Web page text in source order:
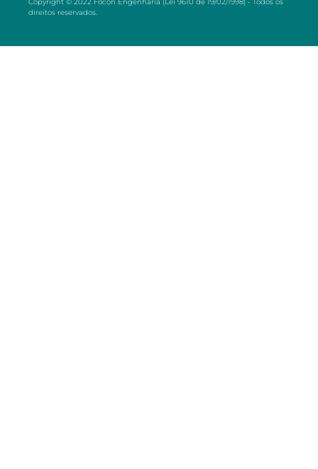
Copyright © 2022 Fócon Engenharia (Lei 9610 de 19/02/1998) - Todos os
direitos reservados.